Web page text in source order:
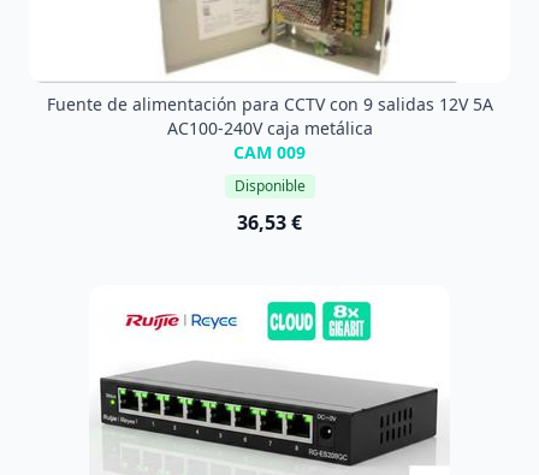
Fuente de alimentación para CCTV con 9 salidas 12V 5A
AC100-240V caja metálica
CAM 009
Disponible
36,53 €